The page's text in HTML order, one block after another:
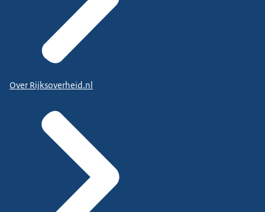
Over Rijksoverheid.nl